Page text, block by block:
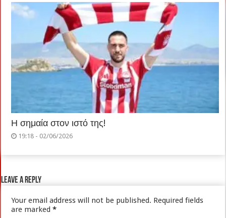
Η σημαία στον ιστό της!
19:18 - 02/06/2026
Leave a Reply
Your email address will not be published. Required fields
are marked*